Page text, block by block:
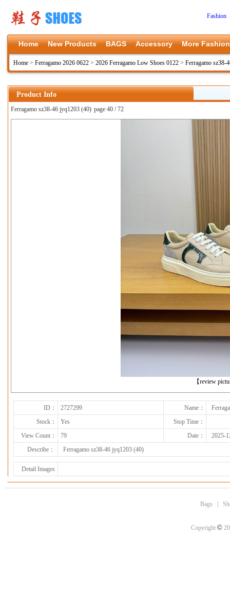
Fashion
Home New Products BAGS Accessory More Fashion
Home > Ferragamo 2026 0622 > 2026 Ferragamo Low Shoes 0122 > Ferragamo sz38-
Product Info
Ferragamo sz38-46 jyq1203 (40) page 40 / 72
【review
ID： 2727299 Name：
Stock：
Yes
Stop Time：
View Count：
79 Date：
2025-
Describe：
Ferragamo sz38-46 jyq1203 (40)
Detail Images
Bags
Copyright ©